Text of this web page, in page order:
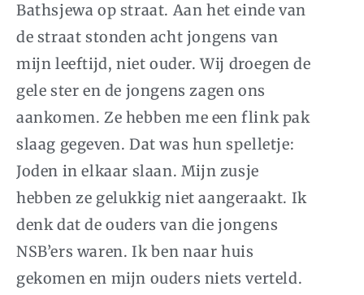
Bathsjewa op straat. Aan het einde van
de straat stonden acht jongens van
mijn leeftijd, niet ouder. Wij droegen de
gele ster en de jongens zagen ons
aankomen. Ze hebben me een flink pak
slaag gegeven. Dat was hun spelletje:
Joden in elkaar slaan. Mijn zusje
hebben ze gelukkig niet aangeraakt. Ik
denk dat de ouders van die jongens
NSB’ers waren. Ik ben naar huis
gekomen en mijn ouders niets verteld.